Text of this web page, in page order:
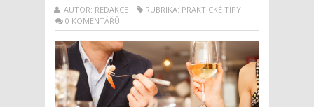
AUTOR: REDAKCE
RUBRIKA: PRAKTICKÉ TIPY
0 KOMENTÁŘŮ